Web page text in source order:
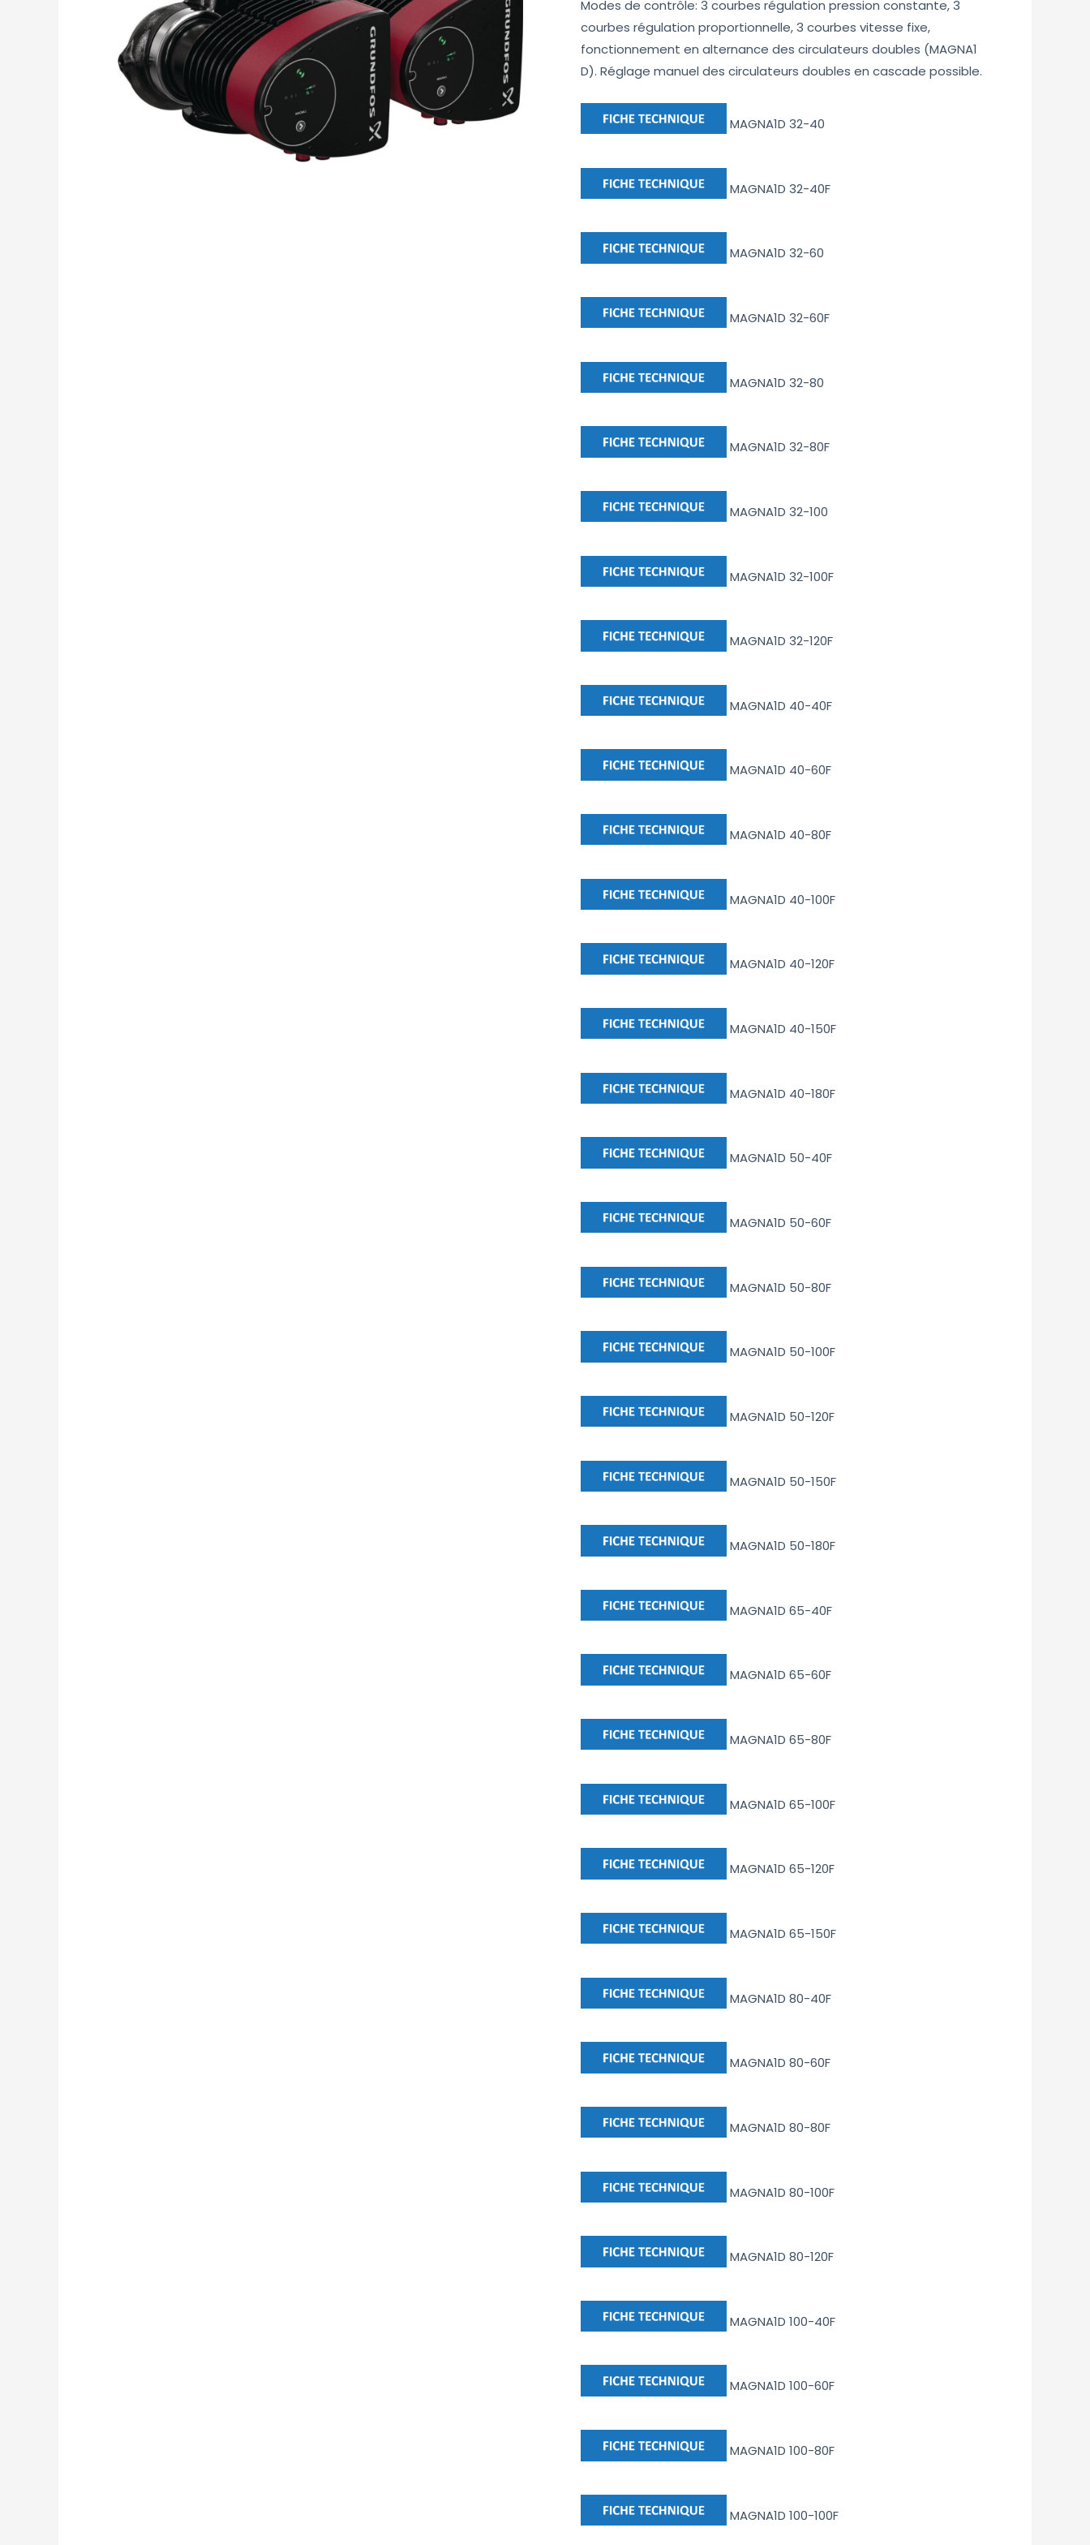
Modes de contrôle: 3 courbes régulation pression constante, 3
courbes régulation proportionnelle, 3 courbes vitesse fixe,
fonctionnement en alternance des circulateurs doubles (MAGNA1
D). Réglage manuel des circulateurs doubles en cascade possible.
MAGNA1D 32-40
MAGNA1D 32-40F
MAGNA1D 32-60
MAGNA1D 32-60F
MAGNA1D 32-80
MAGNA1D 32-80F
MAGNA1D 32-100
MAGNA1D 32-100F
MAGNA1D 32-120F
MAGNA1D 40-40F
MAGNA1D 40-60F
MAGNA1D 40-80F
MAGNA1D 40-100F
MAGNA1D 40-120F
MAGNA1D 40-150F
MAGNA1D 40-180F
MAGNA1D 50-40F
MAGNA1D 50-60F
MAGNA1D 50-80F
MAGNA1D 50-100F
MAGNA1D 50-120F
MAGNA1D 50-150F
MAGNA1D 50-180F
MAGNA1D 65-40F
MAGNA1D 65-60F
MAGNA1D 65-80F
MAGNA1D 65-100F
MAGNA1D 65-120F
MAGNA1D 65-150F
MAGNA1D 80-40F
MAGNA1D 80-60F
MAGNA1D 80-80F
MAGNA1D 80-100F
MAGNA1D 80-120F
MAGNA1D 100-40F
MAGNA1D 100-60F
MAGNA1D 100-80F
MAGNA1D 100-100F